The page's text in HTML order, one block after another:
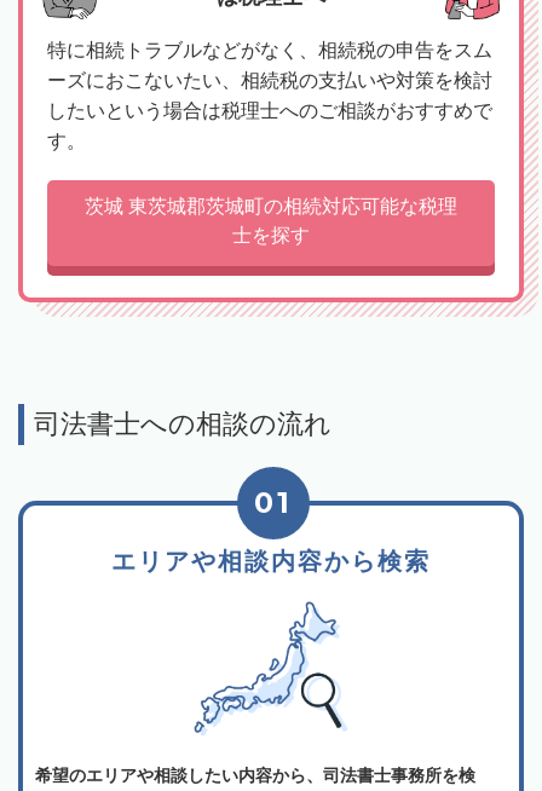
特に相続トラブルなどがなく、相続税の申告をスム
ーズにおこないたい、相続税の支払いや対策を検討
したいという場合は税理士へのご相談がおすすめで
す。
茨城 東茨城郡茨城町の相続対応可能な税理
士を探す
司法書士への相談の流れ
エリアや相談内容から検索
01
希望のエリアや相談したい内容から、司法書士事務所を検